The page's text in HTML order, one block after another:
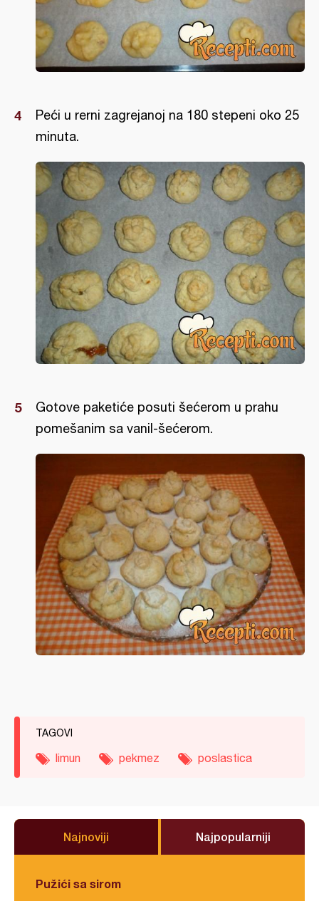
Peći u rerni zagrejanoj na 180 stepeni oko 25
minuta.
Gotove paketiće posuti šećerom u prahu
pomešanim sa vanil-šećerom.
TAGOVI
limun pekmez poslastica
Najnoviji Najpopularniji
Pužići sa sirom